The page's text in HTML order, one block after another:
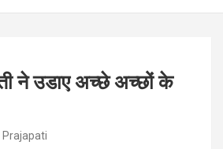
ने उडाए अच्छे अच्छों के
Prajapati